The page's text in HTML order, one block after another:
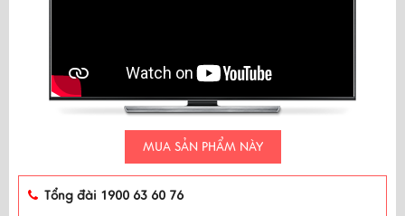
MUA SẢN PHẨM NÀY
Tổng đài 1900 63 60 76